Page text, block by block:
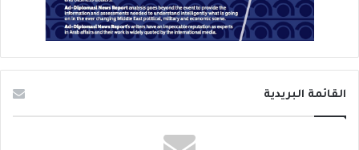
القائمة البريدية